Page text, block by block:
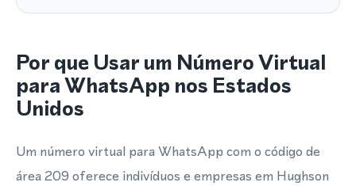
Por que Usar um Número Virtual
para WhatsApp nos Estados
Unidos
Um número virtual para WhatsApp com o código de
área 209 oferece indivíduos e empresas em Hughson